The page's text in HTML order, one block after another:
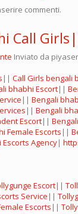
commenti.
Call
Inviato da
|| Call Girls bengali
bhabhi Escort||
|| Bengali
|| Bengali
Escort||
Female Escorts ||
Agency|
Escort||
Service ||
Escorts ||